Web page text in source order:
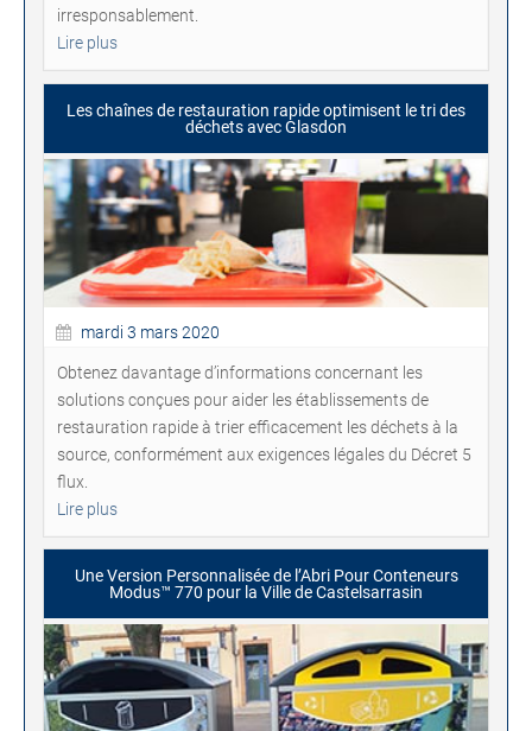
irresponsablement.
Lire plus
Les chaînes de restauration rapide optimisent le tri des
déchets avec Glasdon
mardi 3 mars 2020
Obtenez davantage d’informations concernant les
solutions conçues pour aider les établissements de
restauration rapide à trier efficacement les déchets à la
source, conformément aux exigences légales du Décret 5
flux.
Lire plus
Une Version Personnalisée de l’Abri Pour Conteneurs
Modus™ 770 pour la Ville de Castelsarrasin